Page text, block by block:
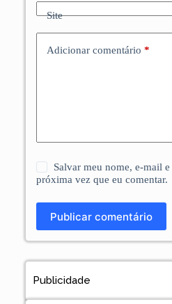
Site
Adicionar comentário *
Salvar meu nome, e-mail
próxima vez que eu comentar.
Publicar comentário
Publicidade